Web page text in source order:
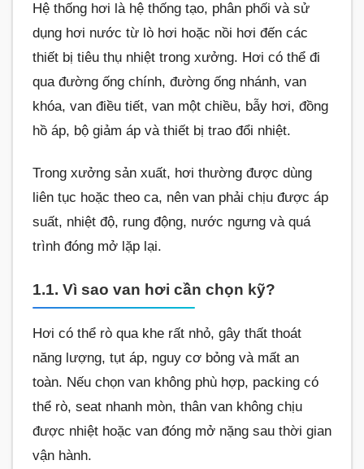
Hệ thống hơi là hệ thống tạo, phân phối và sử
dụng hơi nước từ lò hơi hoặc nồi hơi đến các
thiết bị tiêu thụ nhiệt trong xưởng. Hơi có thể đi
qua đường ống chính, đường ống nhánh, van
khóa, van điều tiết, van một chiều, bẫy hơi, đồng
hồ áp, bộ giảm áp và thiết bị trao đổi nhiệt.
Trong xưởng sản xuất, hơi thường được dùng
liên tục hoặc theo ca, nên van phải chịu được áp
suất, nhiệt độ, rung động, nước ngưng và quá
trình đóng mở lặp lại.
1.1. Vì sao van hơi cần chọn kỹ?
Hơi có thể rò qua khe rất nhỏ, gây thất thoát
năng lượng, tụt áp, nguy cơ bỏng và mất an
toàn. Nếu chọn van không phù hợp, packing có
thể rò, seat nhanh mòn, thân van không chịu
được nhiệt hoặc van đóng mở nặng sau thời gian
vận hành.